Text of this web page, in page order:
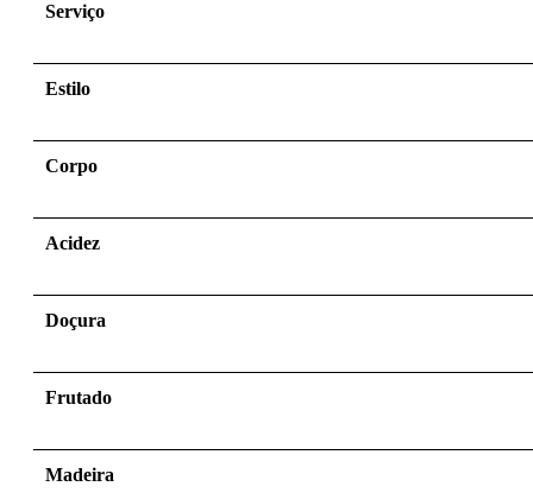
Serviço
Estilo
Corpo
Acidez
Doçura
Frutado
Madeira